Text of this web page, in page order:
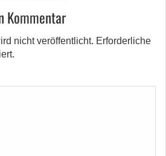
Kommentar
nicht veröffentlicht. Erforderliche